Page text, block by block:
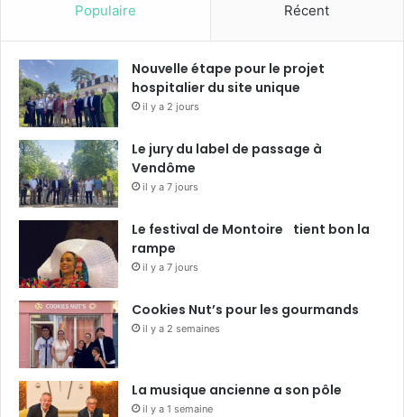
Populaire Récent
Nouvelle étape pour le projet
hospitalier du site unique
il y a 2 jours
Le jury du label de passage à
Vendôme
il y a 7 jours
Le festival de Montoire tient bon la
rampe
il y a 7 jours
Cookies Nut’s pour les gourmands
il y a 2 semaines
La musique ancienne a son pôle
il y a 1 semaine